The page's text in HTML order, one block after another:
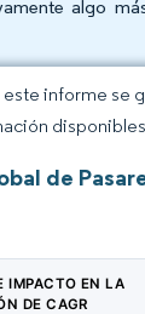
algo
informe
de
IMPACTO EN LA
DE CAGR